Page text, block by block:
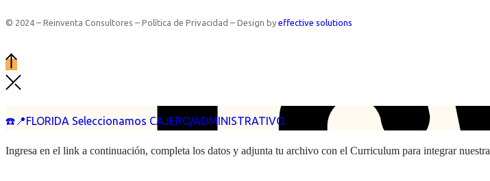
☎️📍FLORIDA Seleccionamos CAJERO/ADMINISTRATIVO.
© 2024 – Reinventa Consultores – Política de Privacidad – Design by effective solutions
Ingresa en el link a continuación, completa los datos y adjunta tu archivo con el Curriculum para integrar